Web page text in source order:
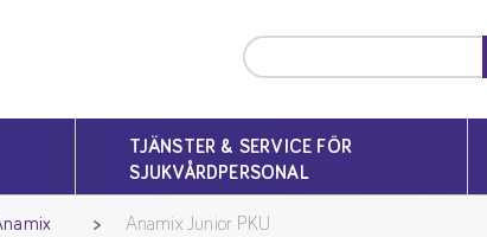
TJÄNSTER & SERVICE FÖR
SJUKVÅRDPERSONAL
Anamix Junior PKU